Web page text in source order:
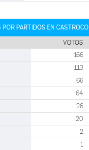
POR PARTIDOS EN
VOTOS
166
113
66
64
26
20
2
1